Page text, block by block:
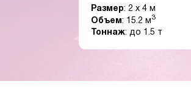
Размер: 2 x 4 м
Объем: 15.2 м 3
Тоннаж: до 1.5 т